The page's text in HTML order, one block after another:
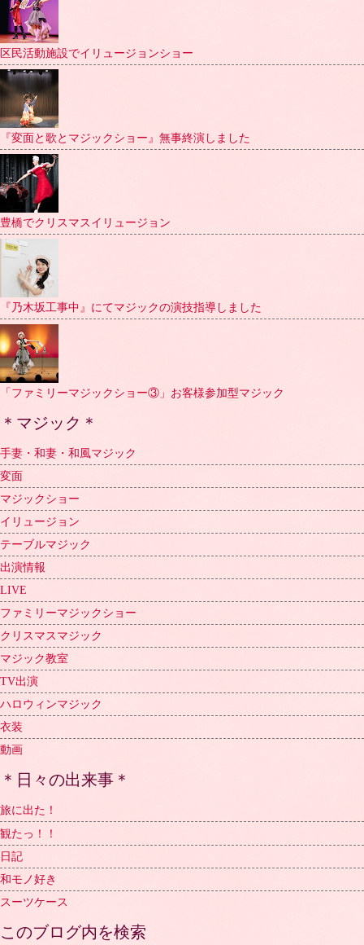
区民活動施設でイリュージョンショー
『変面と歌とマジックショー』無事終演しました
豊橋でクリスマスイリュージョン
『乃木坂工事中』にてマジックの演技指導しました
「ファミリーマジックショー③」お客様参加型マジック
＊マジック＊
手妻・和妻・和風マジック
変面
マジックショー
イリュージョン
テーブルマジック
出演情報
LIVE
ファミリーマジックショー
クリスマスマジック
マジック教室
TV出演
ハロウィンマジック
衣装
動画
＊日々の出来事＊
旅に出た！
観たっ！！
日記
和モノ好き
スーツケース
このブログ内を検索